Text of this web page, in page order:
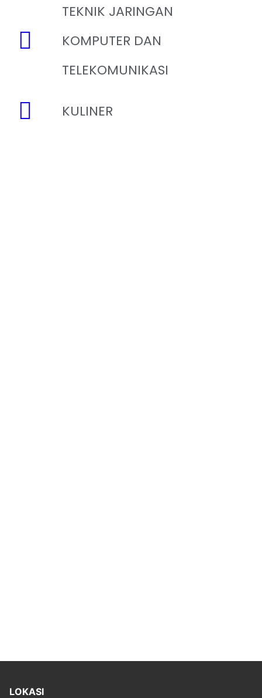
TEKNIK JARINGAN
KOMPUTER DAN
TELEKOMUNIKASI
KULINER
LOKASI